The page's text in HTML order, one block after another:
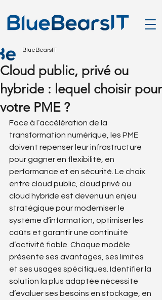
Cloud public, privé ou
hybride : lequel choisir pour
votre PME ?
BlueBearsIT
Face à l’accélération de la
transformation numérique, les PME
doivent repenser leur infrastructure
pour gagner en flexibilité, en
performance et en sécurité. Le choix
entre cloud public, cloud privé ou
cloud hybride est devenu un enjeu
stratégique pour moderniser le
système d’information, optimiser les
coûts et garantir une continuité
d’activité fiable. Chaque modèle
présente ses avantages, ses limites
et ses usages spécifiques. Identifier la
solution la plus adaptée nécessite
d’évaluer ses besoins en stockage, en